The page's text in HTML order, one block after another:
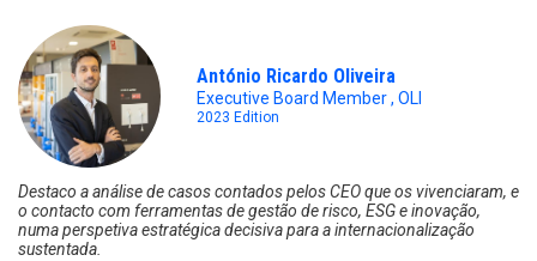
António Ricardo Oliveira
Executive Board Member , OLI
2023 Edition
Destaco a análise de casos contados pelos CEO que os vivenciaram, e
o contacto com ferramentas de gestão de risco, ESG e inovação,
numa perspetiva estratégica decisiva para a internacionalização
sustentada.